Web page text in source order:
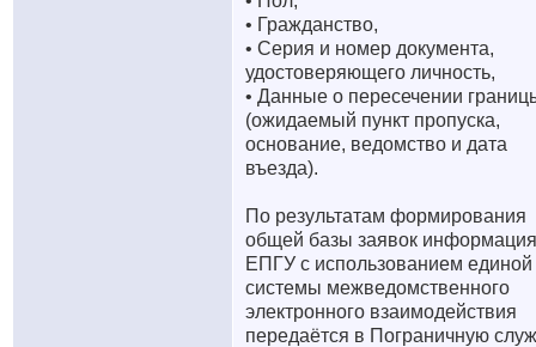
• Гражданство,
• Серия и номер документа,
удостоверяющего личность,
• Данные о пересечении
(ожидаемый пункт пропуска,
основание, ведомство и дата
въезда).
По результатам формирования
общей базы заявок
ЕПГУ с использованием единой
системы межведомственного
электронного взаимодействия
передаётся в Пограничную